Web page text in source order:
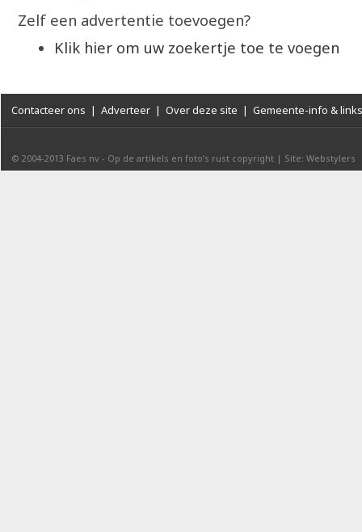
Zelf een advertentie toevoegen?
Klik hier om uw zoekertje toe te voegen
Contacteer ons | Adverteer | Over deze site | Gemeente-info & links
© 2004-2013 Faes nv - Op de artikels en foto’s rust copyright | Site: Webstylers